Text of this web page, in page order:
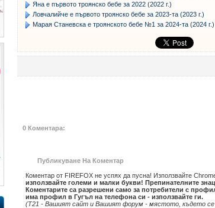
Яна е първото троянско бебе за 2022 (2022 г.)
Ловчалийче е първото троянско бебе за 2023-та (2023 г.)
Марая Станевска е троянското бебе №1 за 2024-та (2024 г.)
0 Коментара:
Публикуване На Коментар
Коментар от FIREFOX не успях да пусна! Използвайте
използвайте големи и малки букви! Препинателните
Коментарите са разрешени само за потребители с
има профил в Гугъл на телефона си - използвайте ги.
(Т21 - Вашият сайт и Вашият форум - мястото, където се